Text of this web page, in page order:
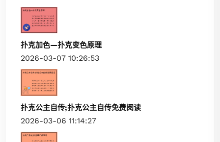
扑克加色—扑克变色原理
2026-03-07 10:26:53
扑克公主自传;扑克公主自传免费阅读
2026-03-06 11:14:27